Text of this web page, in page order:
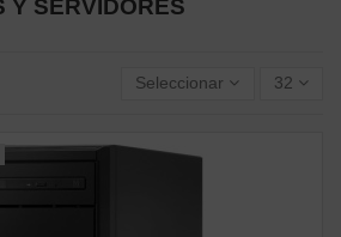
Y SERVIDORES
Seleccionar 32